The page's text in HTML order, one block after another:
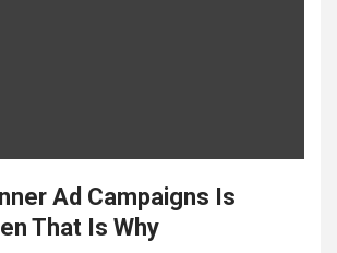
Ad Campaigns Is
That Is Why